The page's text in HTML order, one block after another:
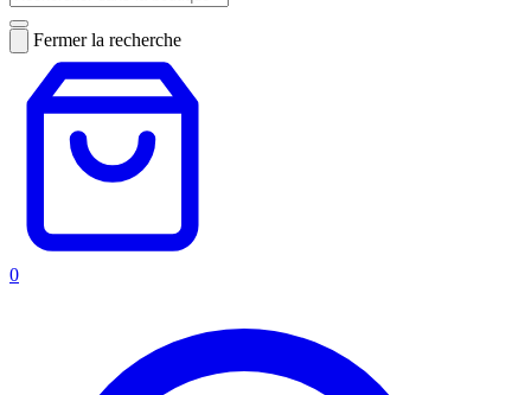
Fermer la recherche
0